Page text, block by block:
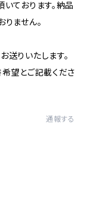
ております。納品
ません。
りいたします。
望とご記載くださ
通報する